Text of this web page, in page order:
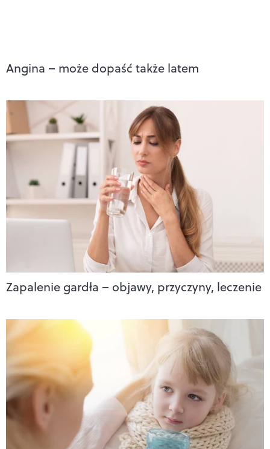
Angina – może dopaść także latem
Zapalenie gardła – objawy, przyczyny, leczenie